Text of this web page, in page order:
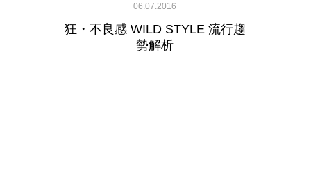
06.07.2016
狂・不良感 WILD STYLE 流行趨
勢解析